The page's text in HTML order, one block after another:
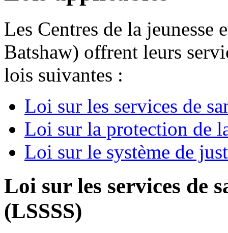
Les Centres de la jeunesse
Batshaw) offrent leurs
lois suivantes :
Loi sur les services de
Loi sur la protection de
Loi sur le système de
Loi sur les services de
(LSSSS)